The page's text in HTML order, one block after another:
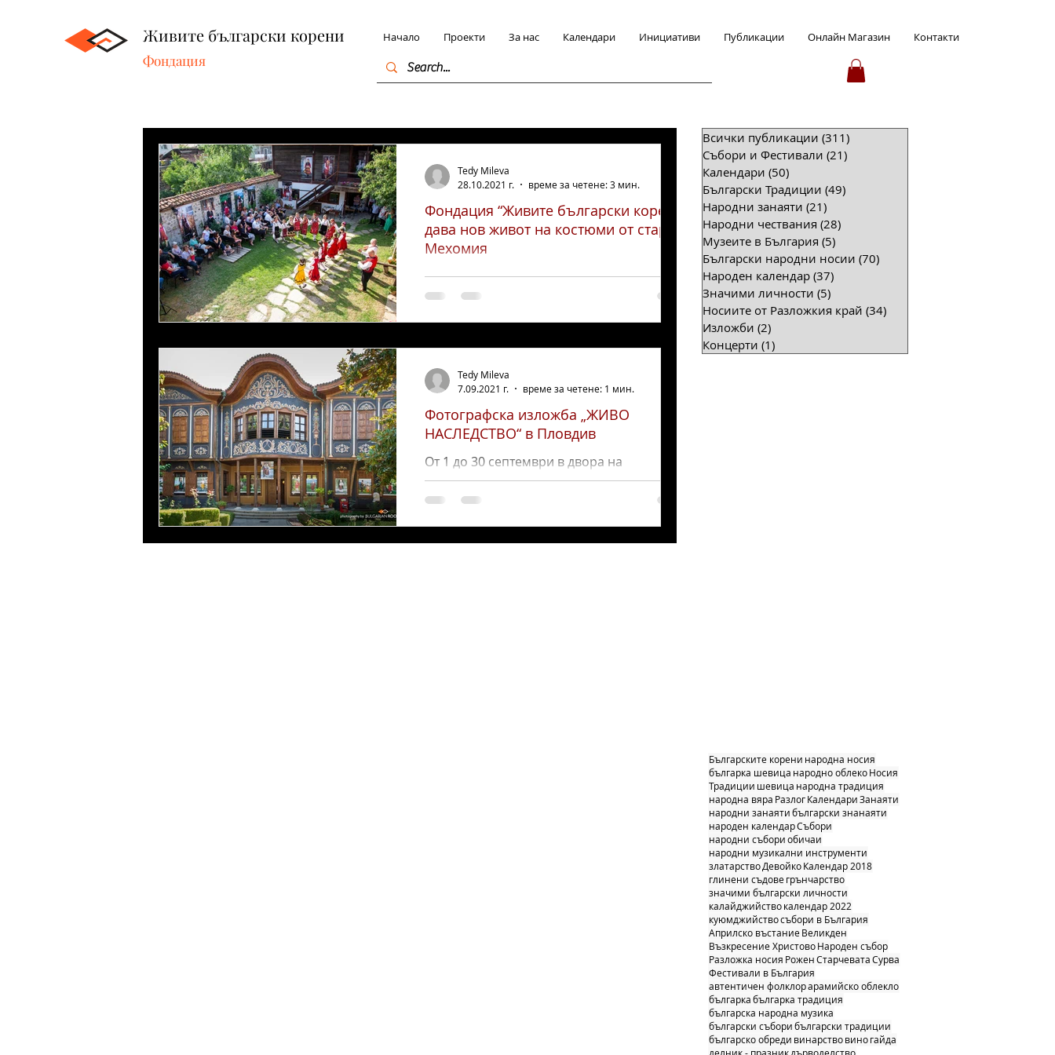
Живите български корени
Фондация
Начало Проекти За нас Календари Инициативи Публикации Онлайн Магазин Контакти
Фондация “Живите български корени”
дава нов живот на костюми от стара
Мехомия
За основна цел си поставят да бъдат
възродени повече от 25 културни
Tedy Mileva
28.10.2021 г.
време за четене: 3 мин.
Фотографска изложба „ЖИВО
НАСЛЕДСТВО“ в Пловдив
От 1 до 30 септември в двора на
Регионален Етнографски музей - Пловдив,
се организира фотографска изложба
Tedy Mileva
7.09.2021 г.
време за четене: 1 мин.
Всички публикации (311)
Събори и Фестивали (21)
Календари (50)
Български Традиции (49)
Народни занаяти (21)
Народни чествания (28)
Музеите в България (5)
Български народни носии (70)
Народен календар (37)
Значими личности (5)
Носиите от Разложкия край (34)
Изложби (2)
Концерти (1)
Българските корени народна носия
българка шевица народно облекоНосия
Традиции шевица народна традиция
народна вяра РазлогКалендариЗанаяти
народни занаятибългарски знанаяти
народен календарСъбори
народни събориобичаи
народни музикални инструменти
златарствоДевойкоКалендар 2018
глинени съдовегрънчарство
значими български личности
калайджийствокалендар 2022
куюмджийствосъбори в България
Априлско въстаниеВеликден
Възкресение ХристовоНароден събор
Разложка носия РоженСтарчеватаСурва
Фестивали в България
автентичен фолклорарамийско облекло
българкабългарка традиция
българска народна музика
български съборибългарски традиции
българско обреди винарствовиногайда